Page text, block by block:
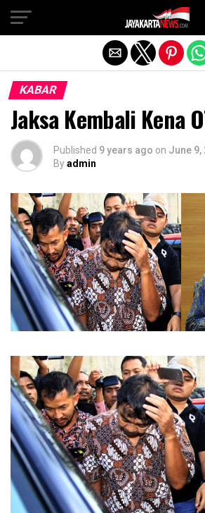
KABAR
Jaksa Kembali Kena
Published 9 years ago on June 9,
Byadmin
Exit mobile version